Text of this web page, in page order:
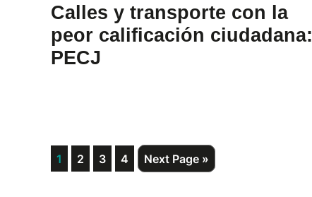
Calles y transporte con la
peor calificación ciudadana:
PECJ
Page
1 Page
2 Page
3 Page
4
Go
to
Next Page »